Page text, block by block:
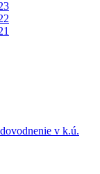
v k.ú.